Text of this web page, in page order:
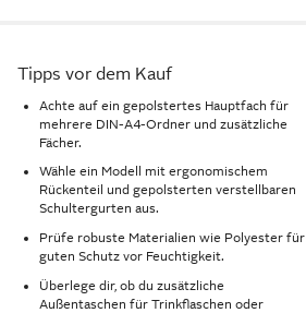
Tipps vor dem Kauf
Achte auf ein gepolstertes Hauptfach für
mehrere DIN-A4-Ordner und zusätzliche
Fächer.
Wähle ein Modell mit ergonomischem
Rückenteil und gepolsterten verstellbaren
Schultergurten aus.
Prüfe robuste Materialien wie Polyester für
guten Schutz vor Feuchtigkeit.
Überlege dir, ob du zusätzliche
Außentaschen für Trinkflaschen oder